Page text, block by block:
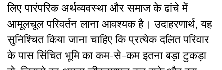
लिए पारंपरिक अर्थव्यवस्था और समाज के ढांचे में
आमूलचूल परिवर्तन लाना आवश्यक है। उदाहरणार्थ, यह
सुनिश्चित किया जाना चाहिए कि प्रत्येक दलित परिवार
के पास सिंचित भूमि का कम-से-कम इतना बड़ा टुकड़ा